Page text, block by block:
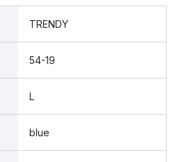
TRENDY
54-19
L
blue